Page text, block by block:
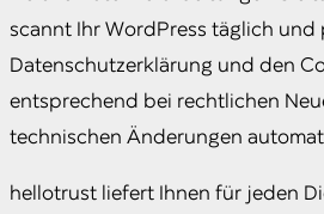
scannt Ihr WordPress täglich und
Datenschutzerklärung und den
entsprechend bei rechtlichen
technischen Änderungen
hellotrust liefert Ihnen für jeden